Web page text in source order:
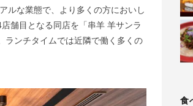
ルな業態で、より多くの方においし
舗目となる同店を「串羊 羊サンラ
ランチタイムでは近隣で働く多くの
食